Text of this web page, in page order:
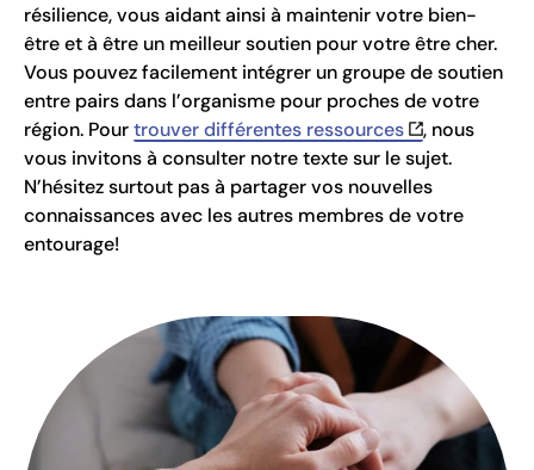
résilience, vous aidant ainsi à maintenir votre bien-
être et à être un meilleur soutien pour votre être cher.
Vous pouvez facilement intégrer un groupe de soutien
entre pairs dans l’organisme pour proches de votre
région. Pourtrouver différentes ressources
, nous
vous invitons à consulter notre texte sur le sujet.
N’hésitez surtout pas à partager vos nouvelles
connaissances avec les autres membres de votre
entourage!